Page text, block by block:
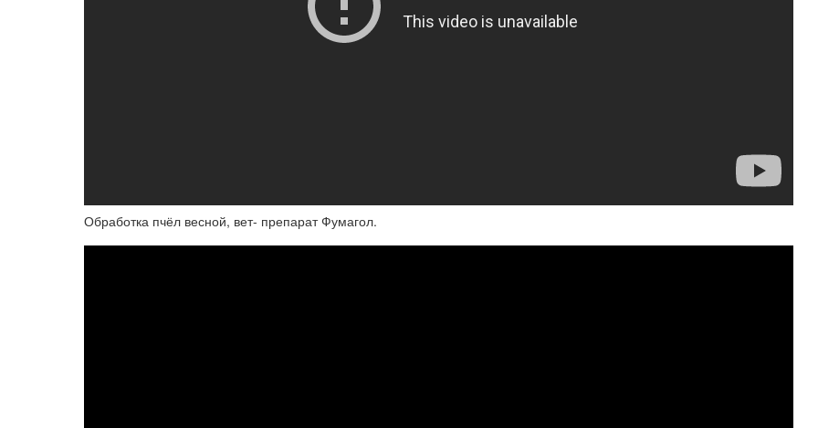
Обработка пчёл весной, вет- препарат Фумагол.